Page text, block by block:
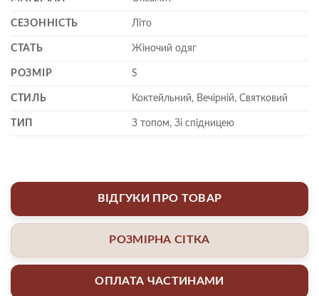
СЕЗОННІСТЬ Літо
СТАТЬ Жіночий одяг
РОЗМІР S
СТИЛЬ Коктейльний, Вечірній, Святковий
ТИП З топом, Зі спідницею
ВІДГУКИ ПРО ТОВАР
РОЗМІРНА СІТКА
ОПЛАТА ЧАСТИНАМИ